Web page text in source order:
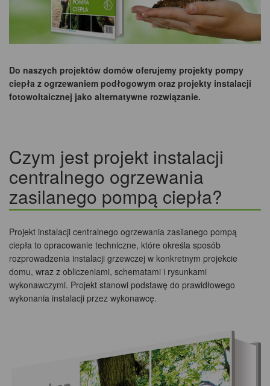
Do naszych projektów domów oferujemy projekty pompy
ciepła z ogrzewaniem podłogowym oraz projekty instalacji
fotowoltaicznej jako alternatywne rozwiązanie.
Czym jest projekt instalacji
centralnego ogrzewania
zasilanego pompą ciepła?
Projekt instalacji centralnego ogrzewania zasilanego pompą
ciepła to opracowanie techniczne, które określa sposób
rozprowadzenia instalacji grzewczej w konkretnym projekcie
domu, wraz z obliczeniami, schematami i rysunkami
wykonawczymi. Projekt stanowi podstawę do prawidłowego
wykonania instalacji przez wykonawcę.